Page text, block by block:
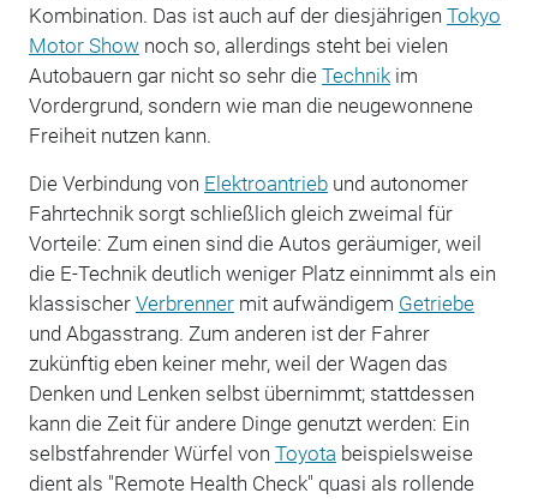
Kombination. Das ist auch auf der diesjährigen Tokyo
Motor Show noch so, allerdings steht bei vielen
Autobauern gar nicht so sehr die Technikim
Vordergrund, sondern wie man die neugewonnene
Freiheit nutzen kann.
Die Verbindung von Elektroantriebund autonomer
Fahrtechnik sorgt schließlich gleich zweimal für
Vorteile: Zum einen sind die Autos geräumiger, weil
die E-Technik deutlich weniger Platz einnimmt als ein
klassischer Verbrennermit aufwändigem Getriebe
und Abgasstrang. Zum anderen ist der Fahrer
zukünftig eben keiner mehr, weil der Wagen das
Denken und Lenken selbst übernimmt; stattdessen
kann die Zeit für andere Dinge genutzt werden: Ein
selbstfahrender Würfel von Toyota beispielsweise
dient als "Remote Health Check" quasi als rollende